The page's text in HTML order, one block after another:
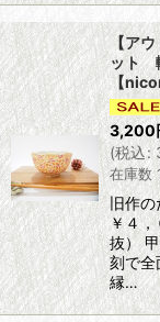
【ア
ット
【
3,200
(税込:
在庫数
旧作
￥４
抜）
刻で全
縁…